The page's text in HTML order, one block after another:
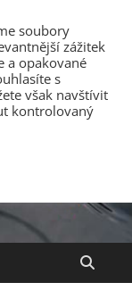
RS
Rybářské
soubory
zážitek
a opakované
s
však navštívit
kontrolovaný